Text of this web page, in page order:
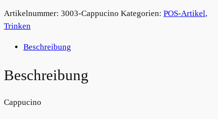
Artikelnummer: 3003-Cappucino Kategorien: POS-Artikel,
Trinken
Beschreibung
Beschreibung
Cappucino